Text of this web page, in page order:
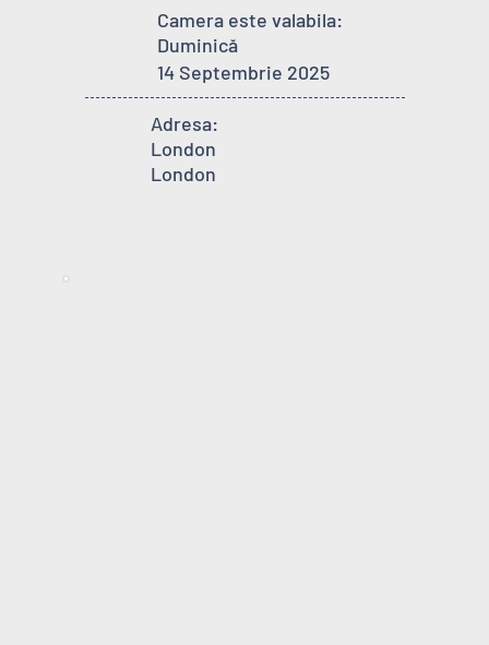
Camera este valabila:
Duminică
14 Septembrie 2025
Adresa:
London
London